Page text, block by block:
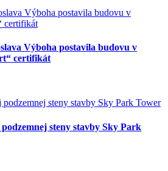
Výboha postavila budovu v
certifikát
steny stavby Sky Park